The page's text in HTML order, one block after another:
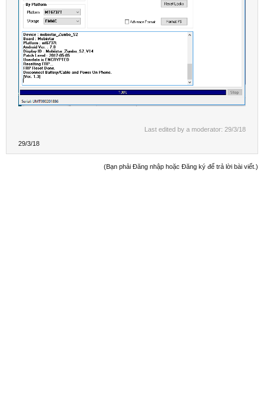
Last edited by a moderator: 29/3/18
29/3/18
(Bạn phải Đăng nhập hoặc Đăng ký để trả lời bài viết.)